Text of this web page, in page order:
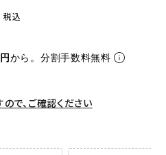
税込
から。分割手数料無料
で、ご確認ください